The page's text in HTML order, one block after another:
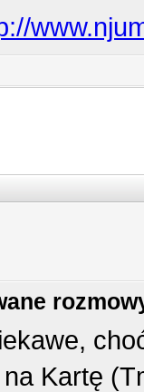
na Kartę